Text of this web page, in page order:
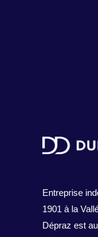
Entreprise
1901 à la
Dépraz est